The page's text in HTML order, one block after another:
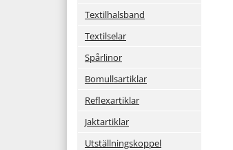
Textilhalsband
Textilselar
Spårlinor
Bomullsartiklar
Reflexartiklar
Jaktartiklar
Utställningskoppel